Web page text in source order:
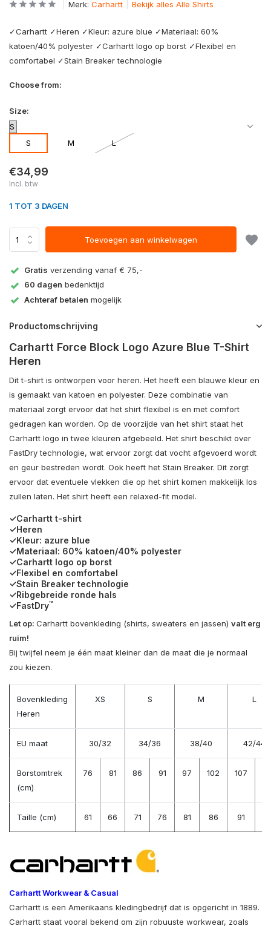
Merk: Carhartt Bekijk alles Alle Shirts
✓Carhartt ✓Heren ✓Kleur: azure blue ✓Materiaal: 60%
katoen/40% polyester ✓Carhartt logo op borst ✓Flexibel en
comfortabel ✓Stain Breaker technologie
Choose from:
Size:
S M L
€34,99
Incl. btw
1 TOT 3 DAGEN
Toevoegen aan winkelwagen
Gratis verzending vanaf € 75,-
60 dagen bedenktijd
Achteraf betalen mogelijk
Productomschrijving
Carhartt Force Block Logo Azure Blue T-Shirt
Heren
Dit t-shirt is ontworpen voor heren. Het heeft een blauwe kleur en
is gemaakt van katoen en polyester. Deze combinatie van
materiaal zorgt ervoor dat het shirt flexibel is en met comfort
gedragen kan worden. Op de voorzijde van het shirt staat het
Carhartt logo in twee kleuren afgebeeld. Het shirt beschikt over
FastDry technologie, wat ervoor zorgt dat vocht afgevoerd wordt
en geur bestreden wordt. Ook heeft het Stain Breaker. Dit zorgt
ervoor dat eventuele vlekken die op het shirt komen makkelijk los
zullen laten. Het shirt heeft een relaxed-fit model.
✓Carhartt t-shirt
✓Heren
✓Kleur: azure blue
✓Materiaal: 60% katoen/40% polyester
✓Carhartt logo op borst
✓Flexibel en comfortabel
✓Stain Breaker technologie
✓Ribgebreide ronde hals
✓FastDry™
Let op: Carhartt bovenkleding (shirts, sweaters en jassen) valt erg
ruim!
Bij twijfel neem je één maat kleiner dan de maat die je normaal
zou kiezen.
Bovenkleding
Heren
XS S M L
EU maat 30/32 34/36 38/40 42/44
Borstomtrek
(cm)
76 81 86 91 97 102 107
Taille (cm) 61 66 71 76 81 86 91
Carhartt Workwear & Casual
Carhartt is een Amerikaans kledingbedrijf dat is opgericht in 1889.
Carhartt staat vooral bekend om zijn robuuste workwear, zoals